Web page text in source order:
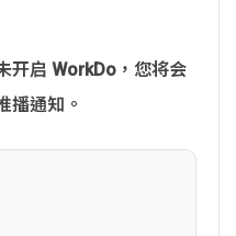
开启 WorkDo，您将会
播通知。